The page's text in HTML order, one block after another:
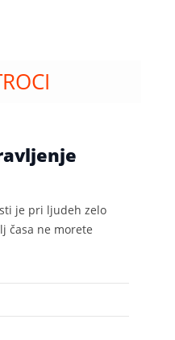
je pri ljudeh zelo
časa ne morete